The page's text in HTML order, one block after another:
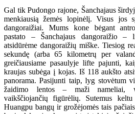
Gal tik Pudongo rajone, Šanchajaus
menkiausią žemės lopinėlį. Visus jos
dangoraižiai. Mums kone bėgant
pastato – Šanchajaus dangoraižio
atsidūrėme dangoraižių miške. Tiesiog
sekundę (arba 65 kilometrų per
greičiausiame pasaulyje lifte pajunti,
kraujas subėga į kojas. Iš 118 aukšto
panorama. Pasijunti taip, lyg stovėtum
žaidimo lentos – maži nameliai,
vaikščiojančių figūrėlių. Sutemus
Huangpu bangų ir grožėjomės tais